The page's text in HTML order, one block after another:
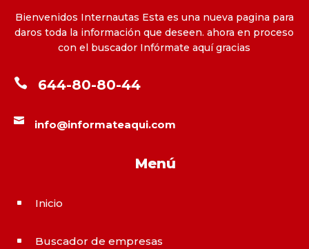
Bienvenidos Internautas Esta es una nueva pagina para
daros toda la información que deseen. ahora en proceso
con el buscador Infórmate aquí gracias
 644-80-80-44
 info@informateaqui.com
Menú
^ Inicio
^ Buscador de empresas